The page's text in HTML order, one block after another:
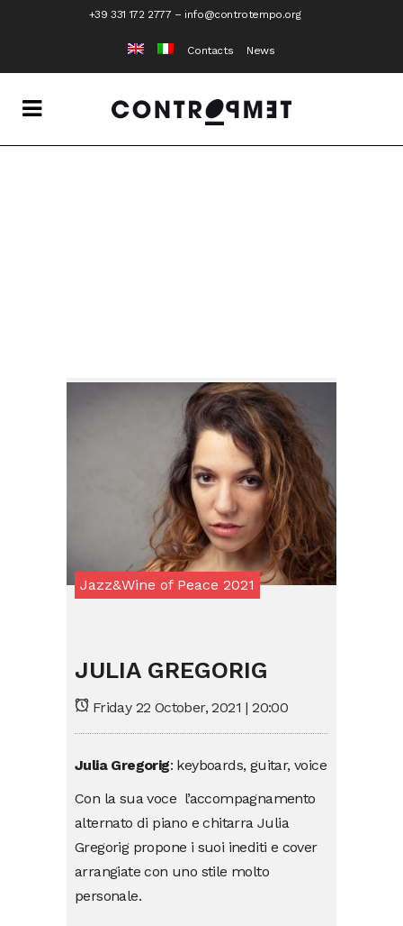
+39 331 172 2777 – info@controtempo.org
Contacts News
Jazz&Wine of Peace 2021
JULIA GREGORIG
Friday 22 October, 2021 | 20:00
Julia Gregorig: keyboards, guitar, voice
Con la sua voce l’accompagnamento
alternato di piano e chitarra Julia
Gregorig propone i suoi inediti e cover
arrangiate con uno stile molto
personale.